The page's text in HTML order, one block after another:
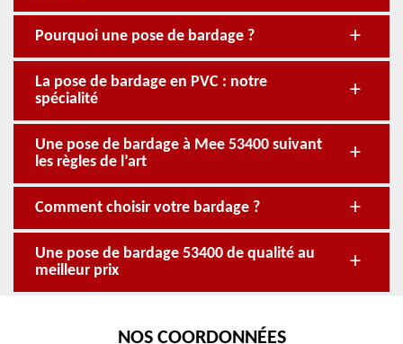
Pourquoi une pose de bardage ?
La pose de bardage en PVC : notre
spécialité
Une pose de bardage à Mee 53400 suivant
les règles de l’art
Comment choisir votre bardage ?
Une pose de bardage 53400 de qualité au
meilleur prix
NOS COORDONNÉES